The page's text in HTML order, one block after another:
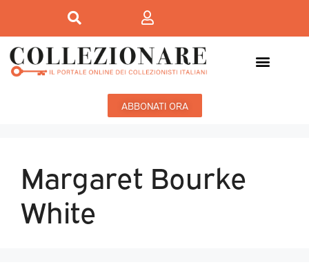
ABBONATI ORA
Margaret Bourke
White